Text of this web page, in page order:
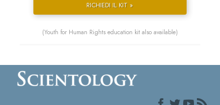
RICHIEDI IL KIT »
(Youth for Human Rights education kit also available)